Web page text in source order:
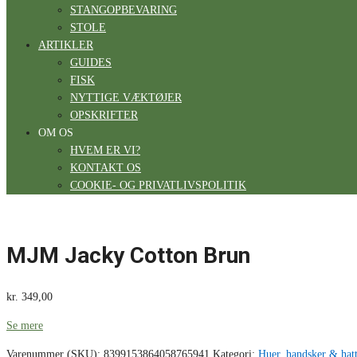
STANGOPBEVARING
STOLE
ARTIKLER
GUIDES
FISK
NYTTIGE VÆKTØJER
OPSKRIFTER
OM OS
HVEM ER VI?
KONTAKT OS
COOKIE- OG PRIVATLIVSPOLITIK
MJM Jacky Cotton Brun
kr. 349,00
Se mere
Varenummer (SKU): 8399153864058765941 Kategori: Huer, handsker &